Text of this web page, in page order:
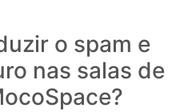
o spam e
nas salas de